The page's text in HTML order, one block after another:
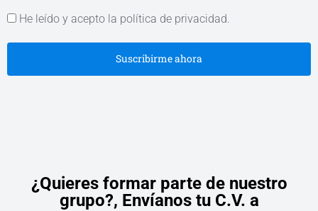
He leído y acepto la política de privacidad.
Suscribirme ahora
¿Quieres formar parte de nuestro
grupo?, Envíanos tu C.V. a